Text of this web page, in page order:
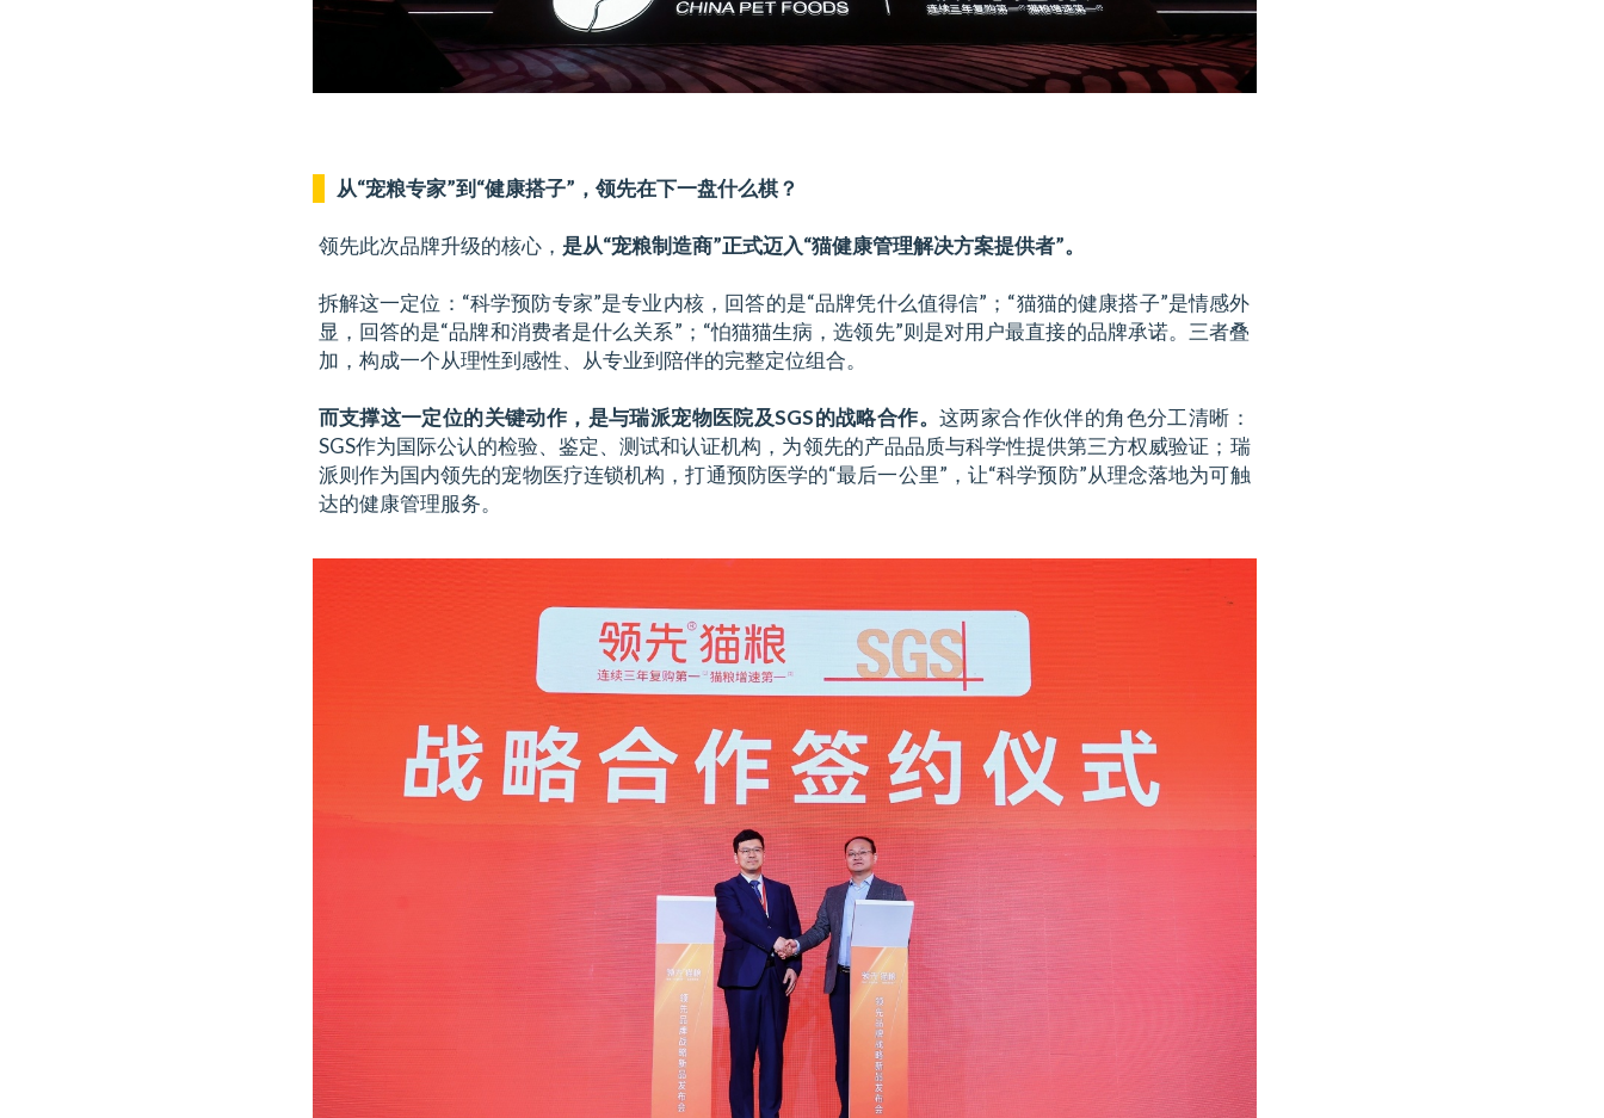
从“宠粮专家”到“健康搭子”，领先在下一盘什么棋？
领先此次品牌升级的核心， 是从“宠粮制造商”正式迈入“猫健康管理解决方案提供者”。
拆解这一定位：“科学预防专家”是专业内核，回答的是“品牌凭什么值得信”；“猫猫的健康搭子”是情感外
显，回答的是“品牌和消费者是什么关系”；“怕猫猫生病，选领先”则是对用户最直接的品牌承诺。三者叠
加，构成一个从理性到感性、从专业到陪伴的完整定位组合。
而支撑这一定位的关键动作，是与瑞派宠物医院及SGS的战略合作。 这两家合作伙伴的角色分工清晰：
SGS作为国际公认的检验、鉴定、测试和认证机构，为领先的产品品质与科学性提供第三方权威验证；瑞
派则作为国内领先的宠物医疗连锁机构，打通预防医学的“最后一公里”，让“科学预防”从理念落地为可触
达的健康管理服务。